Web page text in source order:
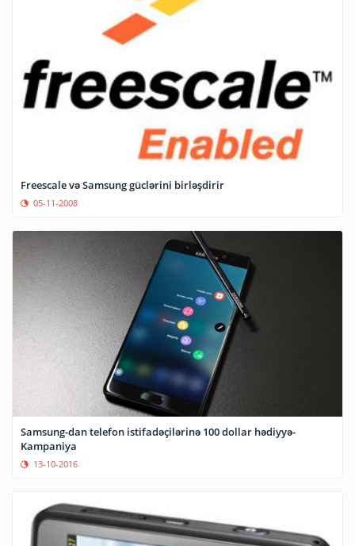
Freescale və Samsung güclərini birləşdirir
05-11-2008
Samsung-dan telefon istifadəçilərinə 100 dollar hədiyyə-
Kampaniya
13-10-2016